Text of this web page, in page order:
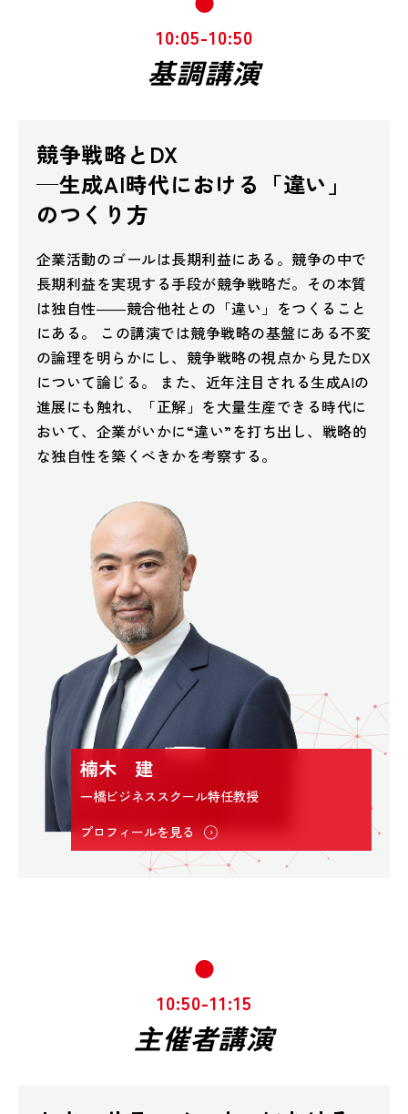
10:05-10:50
基調講演
競争戦略とDX
─生成AI時代における「違い」
のつくり方
企業活動のゴールは長期利益にある。競争の中で
長期利益を実現する手段が競争戦略だ。その本質
は独自性――競合他社との「違い」をつくること
にある。 この講演では競争戦略の基盤にある不変
の論理を明らかにし、競争戦略の視点から見たDX
について論じる。 また、近年注目される生成AIの
進展にも触れ、「正解」を大量生産できる時代に
おいて、企業がいかに“違い”を打ち出し、戦略的
な独自性を築くべきかを考察する。
楠木 建
一橋ビジネススクール特任教授
プロフィールを見る
10:50-11:15
主催者講演